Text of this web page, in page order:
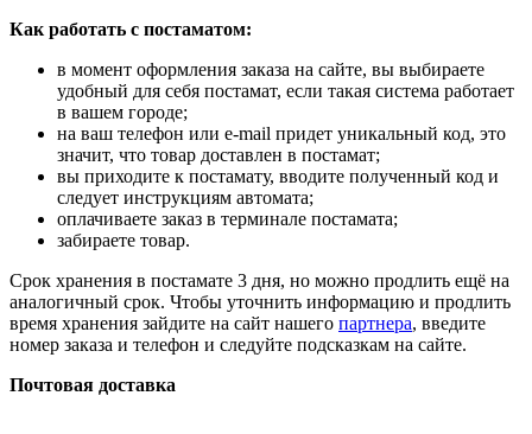
Как работать с постаматом:
в момент оформления заказа на сайте, вы выбираете
удобный для себя постамат, если такая система работает
в вашем городе;
на ваш телефон или e-mail придет уникальный код, это
значит, что товар доставлен в постамат;
вы приходите к постамату, вводите полученный код и
следует инструкциям автомата;
оплачиваете заказ в терминале постамата;
забираете товар.
Срок хранения в постамате 3 дня, но можно продлить ещё на
аналогичный срок. Чтобы уточнить информацию и продлить
время хранения зайдите на сайт нашего партнера, введите
номер заказа и телефон и следуйте подсказкам на сайте.
Почтовая доставка